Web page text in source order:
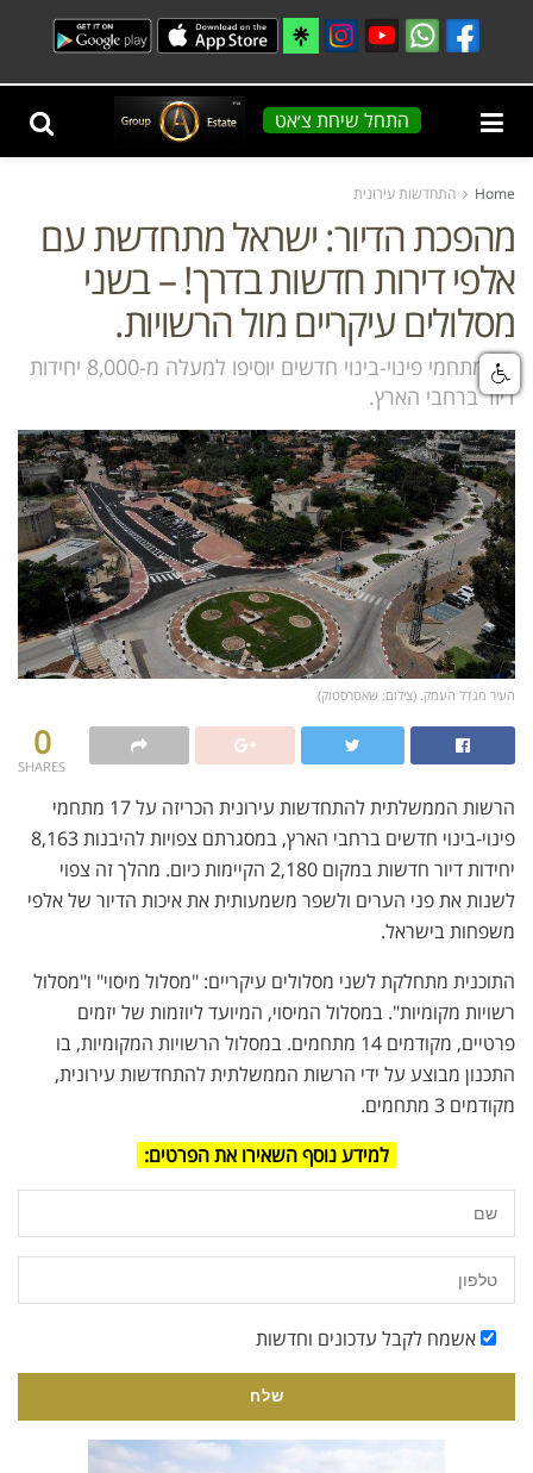
התחל שיחת צ׳אט
Home התחדשות עירונית
מהפכת הדיור: ישראל מתחדשת עם
אלפי דירות חדשות בדרך! – בשני
מסלולים עיקריים מול הרשויות.
17 מתחמי פינוי-בינוי חדשים יוסיפו למעלה מ-8,000 יחידות
דיור ברחבי הארץ.
העיר מגדל העמק. (צילום: שאטרסטוק)
0
SHARES
הרשות הממשלתית להתחדשות עירונית הכריזה על 17 מתחמי
פינוי-בינוי חדשים ברחבי הארץ, במסגרתם צפויות להיבנות 8,163
יחידות דיור חדשות במקום 2,180 הקיימות כיום. מהלך זה צפוי
לשנות את פני הערים ולשפר משמעותית את איכות הדיור של אלפי
משפחות בישראל.
התוכנית מתחלקת לשני מסלולים עיקריים: "מסלול מיסוי" ו"מסלול
רשויות מקומיות". במסלול המיסוי, המיועד ליוזמות של יזמים
פרטיים, מקודמים 14 מתחמים. במסלול הרשויות המקומיות, בו
התכנון מבוצע על ידי הרשות הממשלתית להתחדשות עירונית,
מקודמים 3 מתחמים.
למידע נוסף השאירו את הפרטים:
אשמח לקבל עדכונים וחדשות